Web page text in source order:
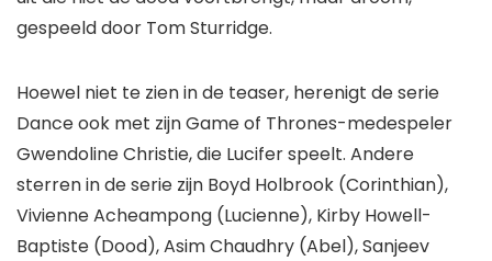
gespeeld door Tom Sturridge.
Hoewel niet te zien in de teaser, herenigt de serie
Dance ook met zijn Game of Thrones-medespeler
Gwendoline Christie, die Lucifer speelt. Andere
sterren in de serie zijn Boyd Holbrook (Corinthian),
Vivienne Acheampong (Lucienne), Kirby Howell-
Baptiste (Dood), Asim Chaudhry (Abel), Sanjeev